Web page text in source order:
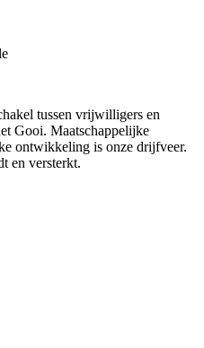
tussen vrijwilligers en
Gooi. Maatschappelijke
ontwikkeling is onze drijfveer.
en versterkt.